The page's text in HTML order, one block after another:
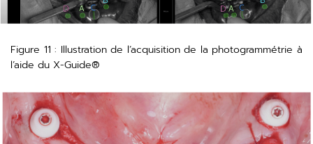
Figure 11 : Illustration de l’acquisition de la photogrammétrie à
l’aide du X-Guide®